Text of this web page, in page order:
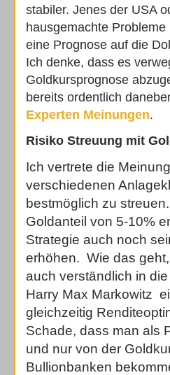
stabiler. Jenes der USA
hausgemachte
eine Prognose auf die
Ich denke, dass es
Goldkursprognose
bereits ordentlich
Experten Meinungen.
Risiko Streuung mit
Ich vertrete die
verschiedenen
bestmöglich zu
Goldanteil von 5-10%
Strategie auch noch
erhöhen. Wie das
auch verständlich in
Harry Max Markowitz
gleichzeitig
Schade, dass man als
und nur von der
Bullionbanken